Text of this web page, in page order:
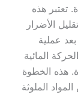
تعتبر هذه
الأضرار
عملية
المائية
هذه الخطوة
الملوثة